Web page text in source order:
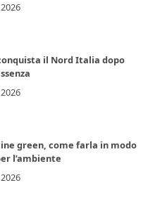
il Nord Italia dopo
green, come farla in modo
l’ambiente